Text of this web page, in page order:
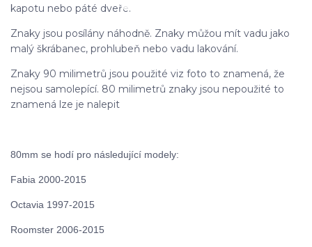
kapotu nebo páté dveře.
Znaky jsou posílány náhodně. Znaky můžou mít vadu jako
malý škrábanec, prohlubeň nebo vadu lakování.
Znaky 90 milimetrů jsou použité viz foto to znamená, že
nejsou samolepící. 80 milimetrů znaky jsou nepoužité to
znamená lze je nalepit
80mm se hodí pro následující modely:
Fabia 2000-2015
Octavia 1997-2015
Roomster 2006-2015